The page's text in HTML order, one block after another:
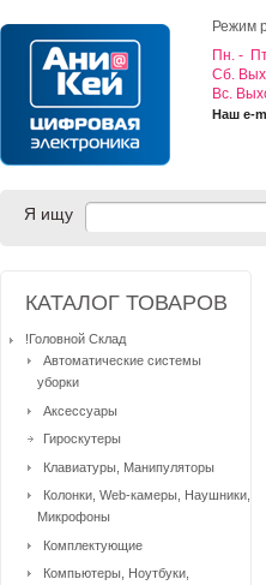
Режим
Пн. -
Cб.
Вс.
Наш e-
Я ищу
КАТАЛОГ ТОВАРОВ
!Головной Склад
Автоматические системы
уборки
Аксессуары
Гироскутеры
Клавиатуры, Манипуляторы
Колонки, Web-камеры, Наушники,
Микрофоны
Комплектующие
Компьютеры, Ноутбуки,